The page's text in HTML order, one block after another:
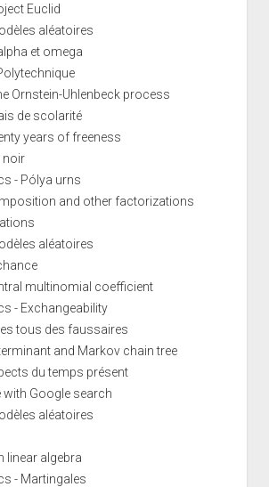
Euclid
aléatoires
et omega
Ornstein-Uhlenbeck process
de scolarité
years of freeness
noir
- Pólya urns
and other factorizations
aléatoires
multinomial coefficient
- Exchangeability
tous des faussaires
and Markov chain tree
du temps présent
with Google search
aléatoires
linear algebra
- Martingales